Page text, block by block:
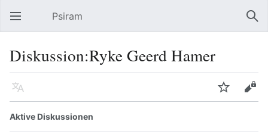
Hauptmenü öffnen Psiram
Diskussion:Ryke Geerd Hamer
Sprache Beobachten Bearbeiten
Aktive Diskussionen